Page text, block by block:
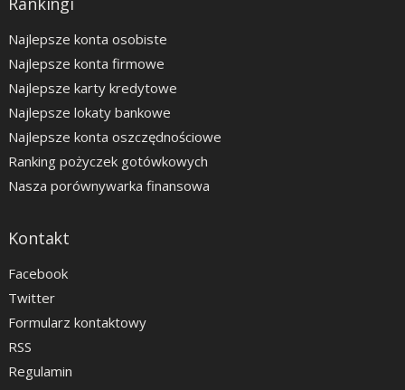
Najlepsze konta osobiste
Najlepsze konta firmowe
Najlepsze karty kredytowe
Najlepsze lokaty bankowe
Najlepsze konta oszczędnościowe
Ranking pożyczek gotówkowych
Nasza porównywarka finansowa
Kontakt
Facebook
Twitter
Formularz kontaktowy
RSS
Regulamin